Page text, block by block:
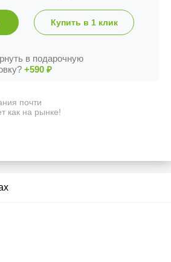
Купить в 1 клик
в подарочную
+590 ₽
почти
как на рынке!